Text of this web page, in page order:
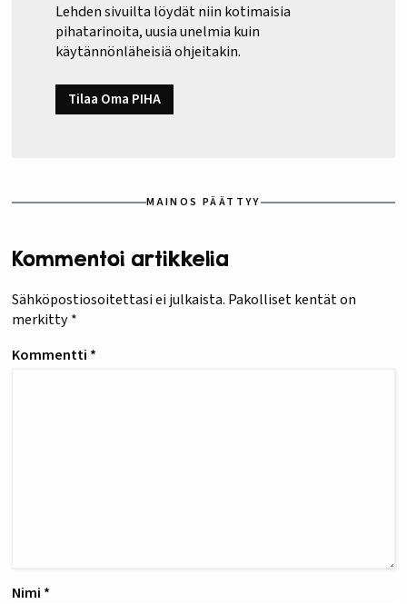
Lehden sivuilta löydät niin kotimaisia
pihatarinoita, uusia unelmia kuin
käytännönläheisiä ohjeitakin.
Tilaa Oma PIHA
MAINOS PÄÄTTYY
Kommentoi artikkelia
Sähköpostiosoitettasi ei julkaista. Pakolliset kentät on
merkitty*
Kommentti *
Nimi *